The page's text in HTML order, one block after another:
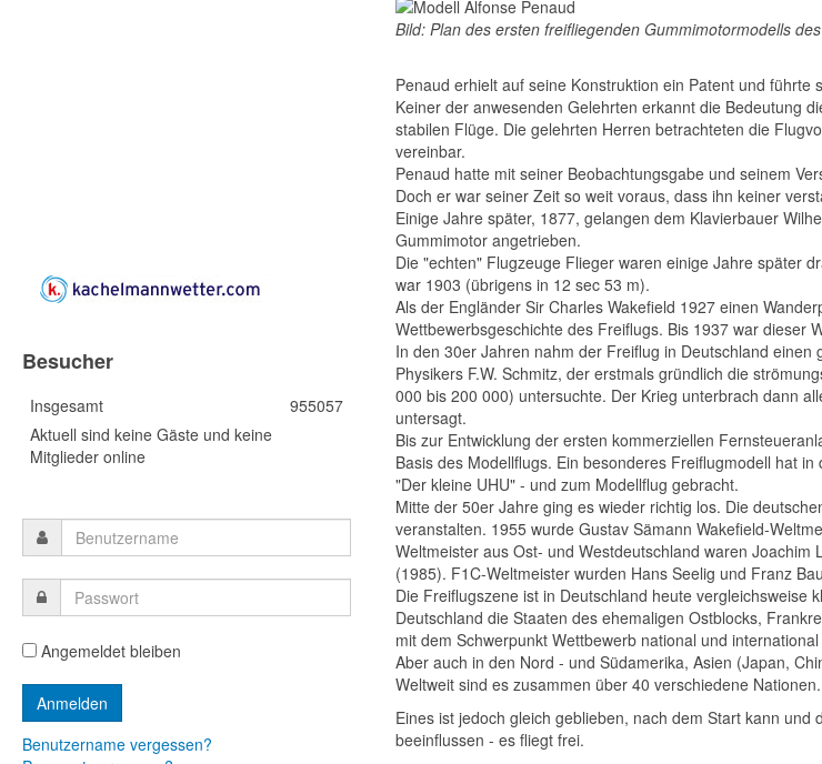
Bild: Plan des ersten freifliegenden Gummimotormodells
Penaud erhielt auf seine Konstruktion ein Patent und
Keiner der anwesenden Gelehrten erkannt die Bedeutung
stabilen Flüge. Die gelehrten Herren betrachteten die
vereinbar.
Penaud hatte mit seiner Beobachtungsgabe und seinem
Doch er war seiner Zeit so weit voraus, dass ihn keiner
Einige Jahre später, 1877, gelangen dem Klavierbauer
Gummimotor angetrieben.
Die "echten" Flugzeuge Flieger waren einige Jahre später
war 1903 (übrigens in 12 sec 53 m).
Als der Engländer Sir Charles Wakefield 1927 einen
Wettbewerbsgeschichte des Freiflugs. Bis 1937 war dieser
In den 30er Jahren nahm der Freiflug in Deutschland
Physikers F.W. Schmitz, der erstmals gründlich die
000 bis 200 000) untersuchte. Der Krieg unterbrach dann
untersagt.
Bis zur Entwicklung der ersten kommerziellen
Basis des Modellflugs. Ein besonderes Freiflugmodell hat
"Der kleine UHU" - und zum Modellflug gebracht.
Mitte der 50er Jahre ging es wieder richtig los. Die
veranstalten. 1955 wurde Gustav Sämann Wakefield-
Weltmeister aus Ost- und Westdeutschland waren
(1985). F1C-Weltmeister wurden Hans Seelig und Franz
Die Freiflugszene ist in Deutschland heute
Deutschland die Staaten des ehemaligen Ostblocks,
mit dem Schwerpunkt Wettbewerb national und
Aber auch in den Nord - und Südamerika, Asien (Japan,
Weltweit sind es zusammen über 40 verschiedene Nationen.
Eines ist jedoch gleich geblieben, nach dem Start kann
beeinflussen - es fliegt frei.
Besucher
Insgesamt
955057
Aktuell sind keine Gäste und keine
Mitglieder online
Angemeldet bleiben
Benutzername vergessen?